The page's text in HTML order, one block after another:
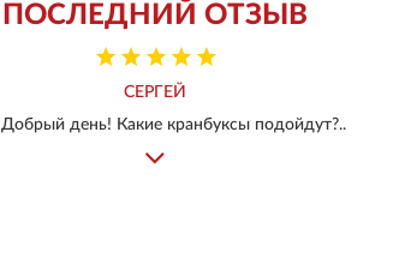
ПОСЛЕДНИЙ ОТЗЫВ
СЕРГЕЙ
Добрый день! Какие кранбуксы подойдут?..